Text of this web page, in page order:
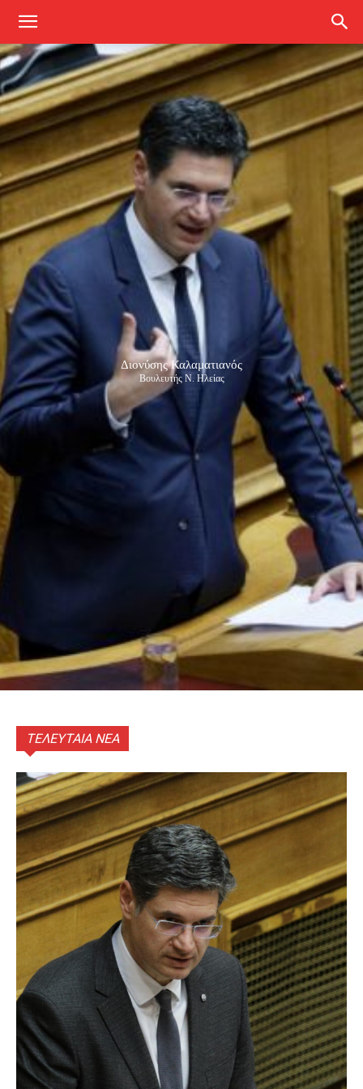
Διονύσης Καλαματιανός
Βουλευτής Ν. Ηλείας
ΤΕΛΕΥΤΑΙΑ ΝΕΑ